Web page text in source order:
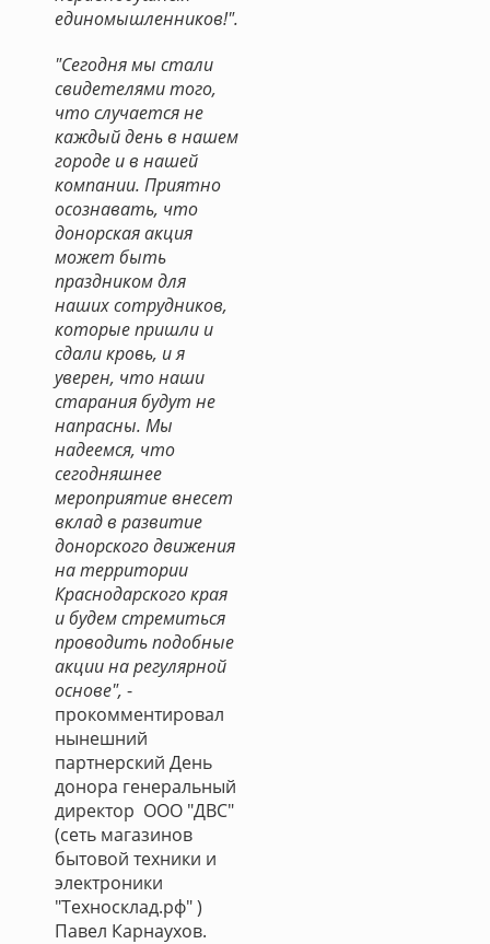
единомышленников!".
"Сегодня мы стали
свидетелями того,
что случается не
каждый день в нашем
городе и в нашей
компании. Приятно
осознавать, что
донорская акция
может быть
праздником для
наших сотрудников,
которые пришли и
сдали кровь, и я
уверен, что наши
старания будут не
напрасны. Мы
надеемся, что
сегодняшнее
мероприятие внесет
вклад в развитие
донорского движения
на территории
Краснодарского края
и будем стремиться
проводить подобные
акции на регулярной
основе", -
прокомментировал
нынешний
партнерский День
донора генеральный
директор ООО "ДВС"
(сеть магазинов
бытовой техники и
электроники
"Техносклад.рф" )
Павел Карнаухов.